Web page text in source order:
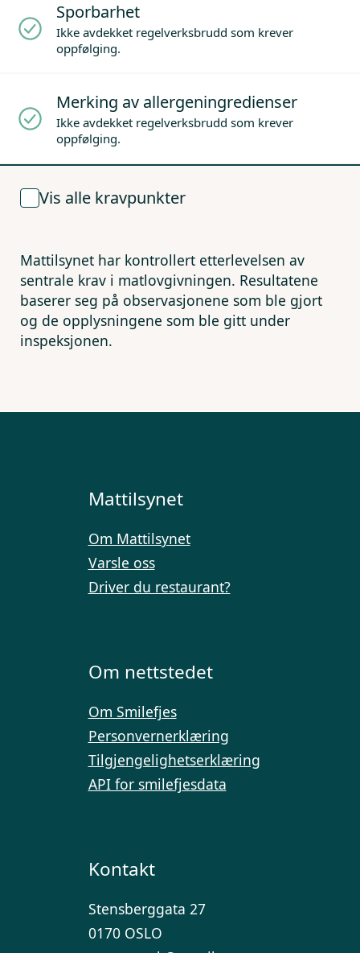
Sporbarhet
Ikke avdekket regelverksbrudd som krever
oppfølging.
Merking av allergeningredienser
Ikke avdekket regelverksbrudd som krever
oppfølging.
Vis alle kravpunkter
Mattilsynet har kontrollert etterlevelsen av
sentrale krav i matlovgivningen. Resultatene
baserer seg på observasjonene som ble gjort
og de opplysningene som ble gitt under
inspeksjonen.
Mattilsynet
Om Mattilsynet
Varsle oss
Driver du restaurant?
Om nettstedet
Om Smilefjes
Personvernerklæring
Tilgjengelighetserklæring
API for smilefjesdata
Kontakt
Stensberggata 27
0170 OSLO